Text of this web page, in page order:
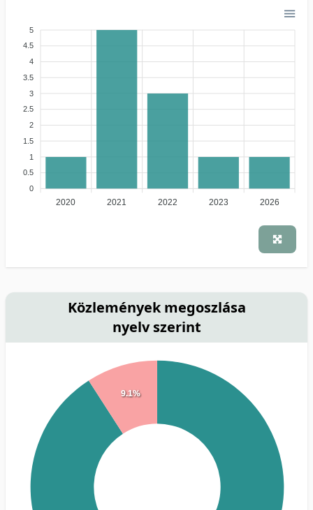
5
4.5
4
3.5
3
2.5
2
1.5
1
0.5
0
2020 2021 2022 2023 2026
Közlemények megoszlása
nyelv szerint
9.1%